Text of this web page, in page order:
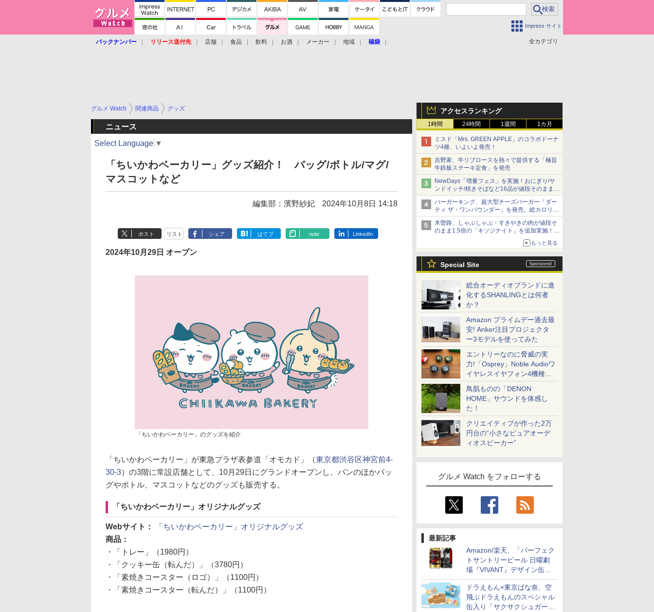
Impress サイト
全カテゴリ
バックナンバー リリース送付先 店舗 食品 飲料 お酒 メーカー 地域 福袋
アクセスランキング
1時間 24時間 1週間 1カ月
ミスド「Mrs. GREEN APPLE」のコラボドーナ
ツ4種、いよいよ発売！
吉野家、牛リブロースを熱々で提供する「極旨
牛鉄板ステーキ定食」を発売
NewDays「増量フェス」を実施！おにぎり/サ
ンドイッチ/焼きそばなど16品が値段そのままで
ボリュームアップ
バーガーキング、超大型チーズバーガー「ダー
ティ ザ・ワンパウンダー」を発売。総カロリー
約1656kcal、総重量約527g！
木曽路、しゃぶしゃぶ・すきやきの肉が値段そ
のまま1.5倍の「キソジナイト」を追加実施！
もっと見る
Special Site
総合オーディオブランドに進
化するSHANLINGとは何者
か？
Amazon プライムデー過去最
安! Anker注目プロジェクタ
ー3モデルを使ってみた
エントリーなのに脅威の実
力!「Osprey」Noble Audioワ
イヤレスイヤフォン4機種を
一気に聴く
鳥肌ものの「DENON
HOME」サウンドを体感し
た！
クリエイティブが作った2万
円台の“小さなピュアオーデ
ィオスピーカー”
グルメ Watch をフォローする
最新記事
Amazon/楽天、「パーフェク
トサントリービール 日曜劇
場『VIVANT』デザイン缶」
販売開始
ドラえもん×東京ばな奈、空
飛ぶドラえもんのスペシャル
缶入り「サクサクシュガーバ
グルメ Watch 関連商品 グッズ
ニュース
Select Language ▼
「ちいかわベーカリー」グッズ紹介！ バッグ/ボトル/マグ/
マスコットなど
編集部：濱野紗妃 2024年10月8日 14:18
ポスト リスト シェア はてブ note LinkedIn
2024年10月29日 オープン
「ちいかわベーカリー」のグッズを紹介
「ちいかわベーカリー」が東急プラザ表参道「オモカド」（東京都渋谷区神宮前4-
30-3）の3階に常設店舗として、10月29日にグランドオープンし、パンのほかバッ
グやボトル、マスコットなどのグッズも販売する。
「ちいかわベーカリー」オリジナルグッズ
Webサイト：
「ちいかわベーカリー」オリジナルグッズ
商品：
・「トレー」（1980円）
・「クッキー缶（転んだ）」（3780円）
・「素焼きコースター（ロゴ）」（1100円）
・「素焼きコースター（転んだ）」（1100円）